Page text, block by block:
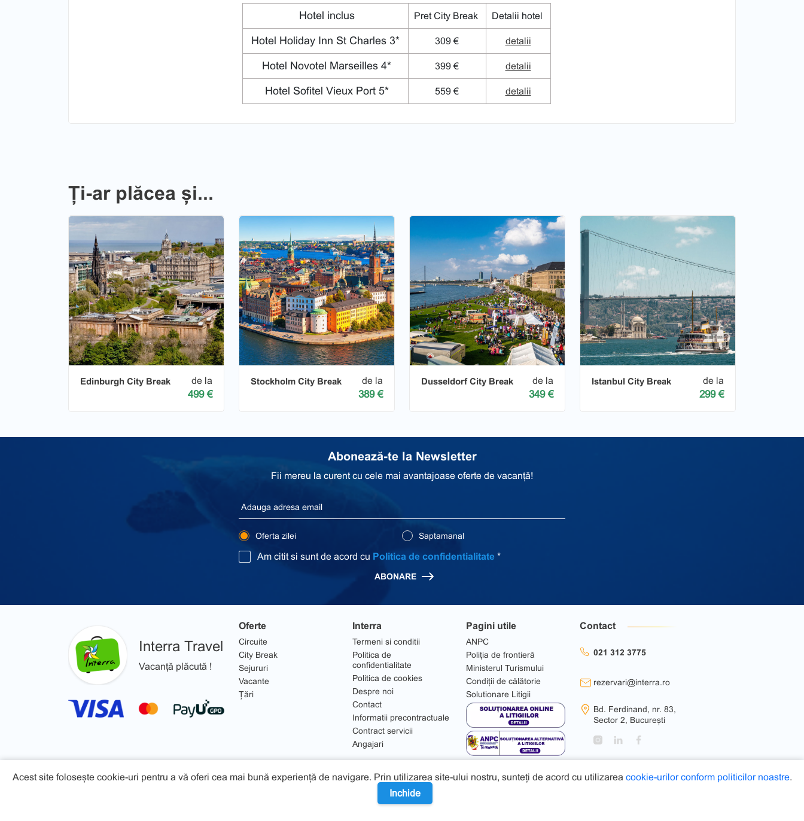
Hotel inclus Pret City Break Detalii hotel
Hotel Holiday Inn St Charles 3* 309 € detalii
Hotel Novotel Marseilles 4* 399 € detalii
Hotel Sofitel Vieux Port 5* 559 € detalii
Ți-ar plăcea și...
Edinburgh City Break de la
499 €
Stockholm City Break de la
389 €
Dusseldorf City Break de la
349 €
Istanbul City Break de la
299 €
Abonează-te la Newsletter
Fii mereu la curent cu cele mai avantajoase oferte de vacanță!
Oferta zilei Saptamanal
Am citit si sunt de acord cu Politica de confidentialitate *
ABONARE
Interra Travel
Vacanță plăcută !
Oferte
Circuite
City Break
Sejururi
Vacante
Țări
Interra
Termeni si conditii
Politica de
confidentialitate
Politica de cookies
Despre noi
Contact
Informatii precontractuale
Contract servicii
Angajari
Pagini utile
ANPC
Poliția de frontieră
Ministerul Turismului
Condiții de călătorie
Solutionare Litigii
Contact
021 312 3775
rezervari@interra.ro
Bd. Ferdinand, nr. 83,
Sector 2, București
Acest site folosește cookie-uri pentru a vă oferi cea mai bună experiență de navigare. Prin utilizarea site-ului nostru, sunteți de acord cu utilizarea cookie-urilor conform politicilor noastre.
Inchide